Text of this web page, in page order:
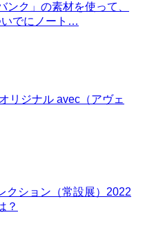
ク」の素材を使って、
いでにノート…
リジナル avec（アヴェ
クション（常設展）2022
？